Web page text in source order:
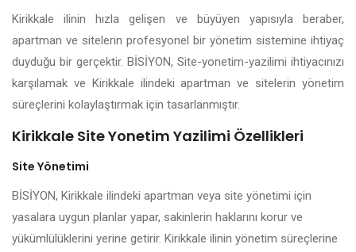
Kirikkale ilinin hızla gelişen ve büyüyen yapısıyla beraber,
apartman ve sitelerin profesyonel bir yönetim sistemine ihtiyaç
duyduğu bir gerçektir. BİSİYON, Site-yonetim-yazilimi ihtiyacınızı
karşılamak ve Kirikkale ilindeki apartman ve sitelerin yönetim
süreçlerini kolaylaştırmak için tasarlanmıştır.
Kirikkale Site Yonetim Yazilimi Özellikleri
Site Yönetimi
BİSİYON, Kirikkale ilindeki apartman veya site yönetimi için
yasalara uygun planlar yapar, sakinlerin haklarını korur ve
yükümlülüklerini yerine getirir. Kirikkale ilinin yönetim süreçlerine